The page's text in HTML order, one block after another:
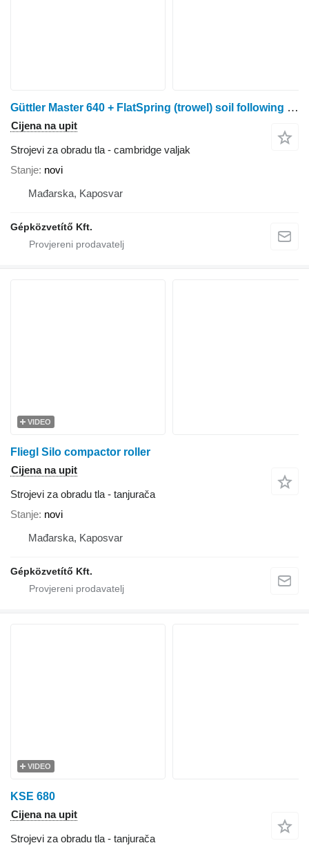
Güttler Master 640 + FlatSpring (trowel) soil following roller
Cijena na upit
Strojevi za obradu tla - cambridge valjak
Stanje novi
Mađarska, Kaposvar
Gépközvetítő Kft.
VIDEO
Fliegl Silo compactor roller
Cijena na upit
Strojevi za obradu tla - tanjurača
Stanje novi
Mađarska, Kaposvar
Gépközvetítő Kft.
VIDEO
KSE 680
Cijena na upit
Strojevi za obradu tla - tanjurača